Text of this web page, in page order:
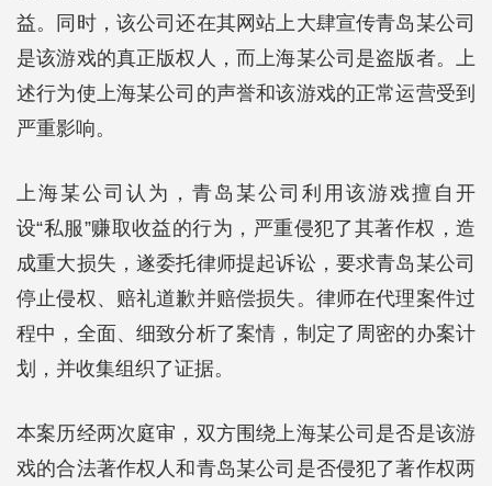
益。同时，该公司还在其网站上大肆宣传青岛某公司
是该游戏的真正版权人，而上海某公司是盗版者。上
述行为使上海某公司的声誉和该游戏的正常运营受到
严重影响。
上海某公司认为，青岛某公司利用该游戏擅自开
设“私服”赚取收益的行为，严重侵犯了其著作权，造
成重大损失，遂委托律师提起诉讼，要求青岛某公司
停止侵权、赔礼道歉并赔偿损失。律师在代理案件过
程中，全面、细致分析了案情，制定了周密的办案计
划，并收集组织了证据。
本案历经两次庭审，双方围绕上海某公司是否是该游
戏的合法著作权人和青岛某公司是否侵犯了著作权两